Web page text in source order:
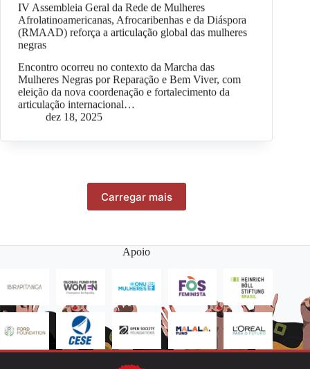
IV Assembleia Geral da Rede de Mulheres
Afrolatinoamericanas, Afrocaribenhas e da Diáspora
(RMAAD) reforça a articulação global das mulheres
negras
Encontro ocorreu no contexto da Marcha das
Mulheres Negras por Reparação e Bem Viver, com
eleição da nova coordenação e fortalecimento da
articulação internacional…
dez 18, 2025
Carregar mais
Apoio